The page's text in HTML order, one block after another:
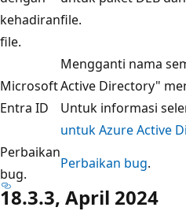
kehadiran
file.
file.
Microsoft
Entra ID
Mengganti nama
Active Directory"
Untuk informasi
untuk Azure Active
Perbaikan
bug.
Perbaikan bug.
18.3.3, April 2024